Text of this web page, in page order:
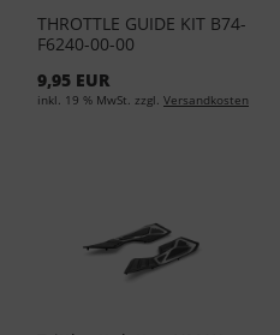
THROTTLE GUIDE KIT B74-
F6240-00-00
9,95 EUR
inkl. 19 % MwSt. zzgl. Versandkosten